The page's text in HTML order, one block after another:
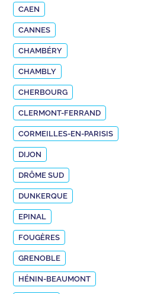
CAEN
CANNES
CHAMBÉRY
CHAMBLY
CHERBOURG
CLERMONT-FERRAND
CORMEILLES-EN-PARISIS
DIJON
DRÔME SUD
DUNKERQUE
EPINAL
FOUGÈRES
GRENOBLE
HÉNIN-BEAUMONT